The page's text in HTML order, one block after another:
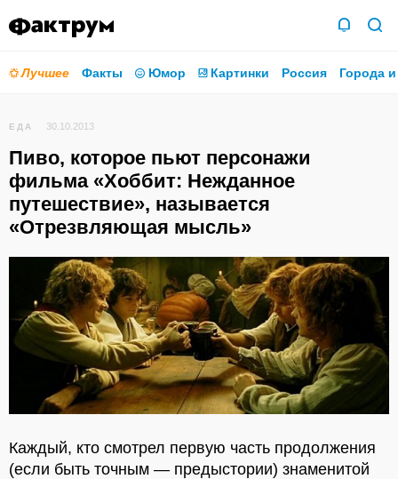
Лучшее Факты Юмор Картинки Россия Города
ЕДА 30.10.2013
Пиво, которое пьют персонажи
фильма «Хоббит: Нежданное
путешествие», называется
«Отрезвляющая мысль»
Каждый, кто смотрел первую часть продолжения
(если быть точным — предыстории) знаменитой